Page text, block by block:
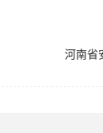
河南省